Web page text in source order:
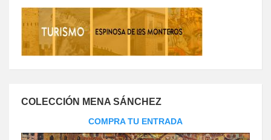
COLECCIÓN MENA SÁNCHEZ
COMPRA TU ENTRADA